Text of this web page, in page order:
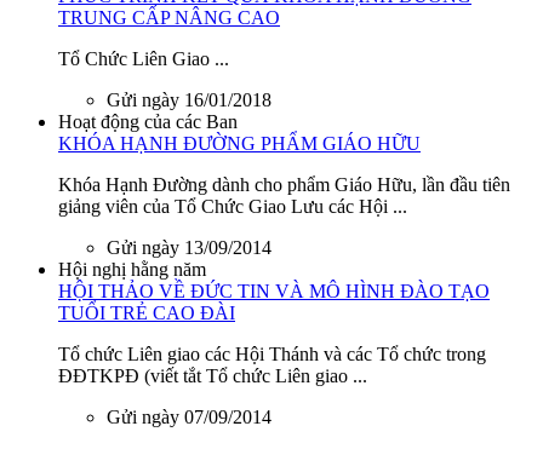
TRUNG CẤP NÂNG CAO
Tổ Chức Liên Giao ...
Gửi ngày 16/01/2018
Hoạt động của các Ban
KHÓA HẠNH ĐƯỜNG PHẨM GIÁO HỮU
Khóa Hạnh Đường dành cho phẩm Giáo Hữu, lần đầu tiên
giảng viên của Tổ Chức Giao Lưu các Hội ...
Gửi ngày 13/09/2014
Hội nghị hằng năm
HỘI THẢO VỀ ĐỨC TIN VÀ MÔ HÌNH ĐÀO TẠO
TUỔI TRẺ CAO ĐÀI
Tổ chức Liên giao các Hội Thánh và các Tổ chức trong
ĐĐTKPĐ (viết tắt Tổ chức Liên giao ...
Gửi ngày 07/09/2014